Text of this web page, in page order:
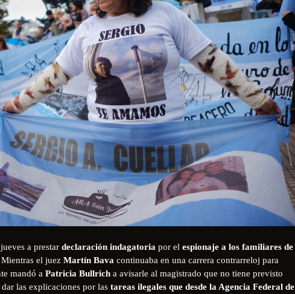
a prestar declaración indagatoria por el espionaje a los familiares de
Mientras el juez Martín Bava continuaba en una carrera contrarreloj para
mandó a Patricia Bullrich a avisarle al magistrado que no tiene previsto
las explicaciones por las tareas ilegales que desde la Agencia Federal de